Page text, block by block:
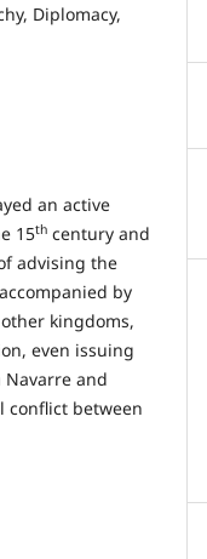
Diplomacy,
an active
15th century and
advising the
by
kingdoms,
even issuing
and
conflict between